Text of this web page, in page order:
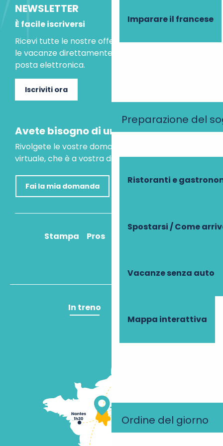
Imparare il francese
Preparazione del
Ristoranti e
Spostarsi / Come
Vacanze senza auto
Mappa interattiva
Ordine del giorno
NEWSLETTER
È facile iscriversi
Ricevi tutte le nostre offerte speciali e le idee per
le vacanze direttamente nella tua casella di
posta elettronica.
Iscriviti ora
Avete bisogno di un consiglio?
Rivolgete le vostre domande al nostro assistente
virtuale, che è a vostra disposizione per aiutarvi.
Fai la mia domanda
Stampa Pros
In treno